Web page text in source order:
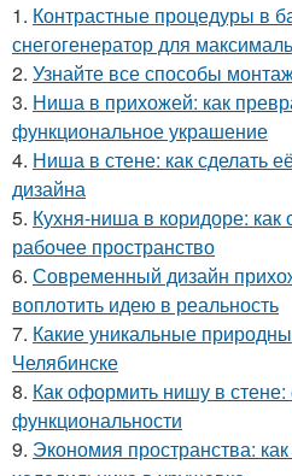
1. Контрастные процедуры в
снегогенератор для
2. Узнайте все способы
3. Ниша в прихожей: как
функциональное украшение
4. Ниша в стене: как сделать
дизайна
5. Кухня-ниша в коридоре: как
рабочее пространство
6. Современный дизайн
воплотить идею в реальность
7. Какие уникальные
Челябинске
8. Как оформить нишу в стене:
функциональности
9. Экономия пространства: